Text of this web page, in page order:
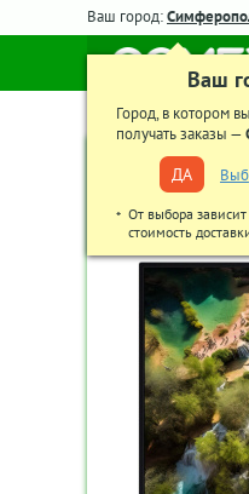
Ваш город:
Ваш
Город, в котором
получать заказы —
ДА
От выбора
стоимость
Главная